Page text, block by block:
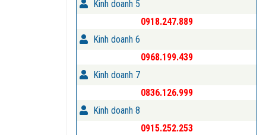
Kinh doanh 5
0918.247.889
Kinh doanh 6
0968.199.439
Kinh doanh 7
0836.126.999
Kinh doanh 8
0915.252.253